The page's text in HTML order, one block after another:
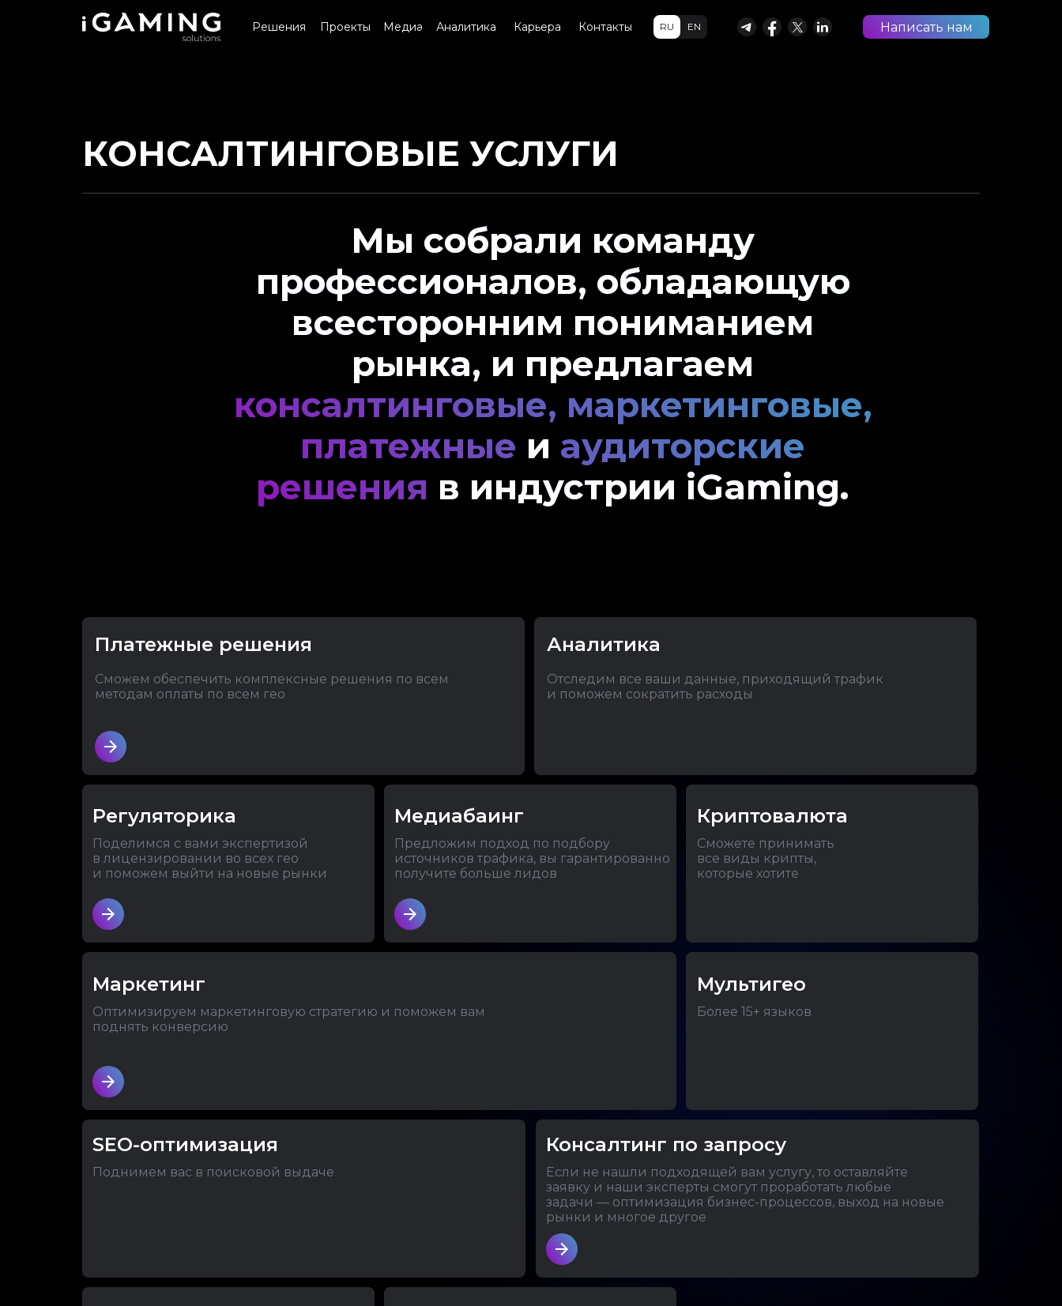
Написать нам
RU EN
Решения Проекты Медиа Аналитика Контакты
Карьера
КОНСАЛТИНГОВЫЕ УСЛУГИ
Мы собрали команду
профессионалов, обладающую
всесторонним пониманием
рынка, и предлагаем
консалтинговые, маркетинговые,
платежные и аудиторские
решения в индустрии iGaming.
Платежные решения
Сможем обеспечить комплексные решения по всем
методам оплаты по всем гео
Аналитика
Отследим все ваши данные, приходящий трафик
и поможем сократить расходы
Регуляторика
Поделимся с вами экспертизой
в лицензировании во всех гео
и поможем выйти на новые рынки
Медиабаинг
Предложим подход по подбору
источников трафика, вы гарантированно
получите больше лидов
Криптовалюта
Сможете принимать
все виды крипты,
которые хотите
Маркетинг
Оптимизируем маркетинговую стратегию и поможем вам
поднять конверсию
Мультигео
Более 15+ языков
SEO-оптимизация
Поднимем вас в поисковой выдаче
Консалтинг по запросу
Если не нашли подходящей вам услугу, то оставляйте
заявку и наши эксперты смогут проработать любые
задачи — оптимизация бизнес-процессов, выход на новые
рынки и многое другое